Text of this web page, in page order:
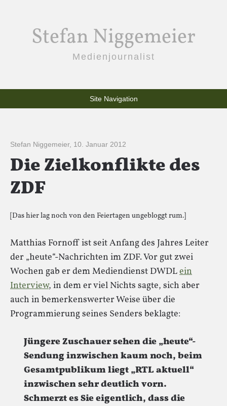
Stefan Niggemeier
Medienjournalist
Site Navigation
Stefan Niggemeier, 10. Januar 2012
Die Zielkonflikte des
ZDF
[Das hier lag noch von den Feiertagen ungebloggt rum.]
Matthias Fornoff ist seit Anfang des Jahres Leiter
der „heute“-Nachrichten im ZDF. Vor gut zwei
Wochen gab er dem Mediendienst DWDLein
Interview, in dem er viel Nichts sagte, sich aber
auch in bemerkenswerter Weise über die
Programmierung seines Senders beklagte:
Jüngere Zuschauer sehen die „heute“-
Sendung inzwischen kaum noch, beim
Gesamtpublikum liegt „RTL aktuell“
inzwischen sehr deutlich vorn.
Schmerzt es Sie eigentlich, dass die